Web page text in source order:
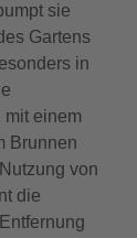
sie
Gartens
in
einem
Brunnen
von
die